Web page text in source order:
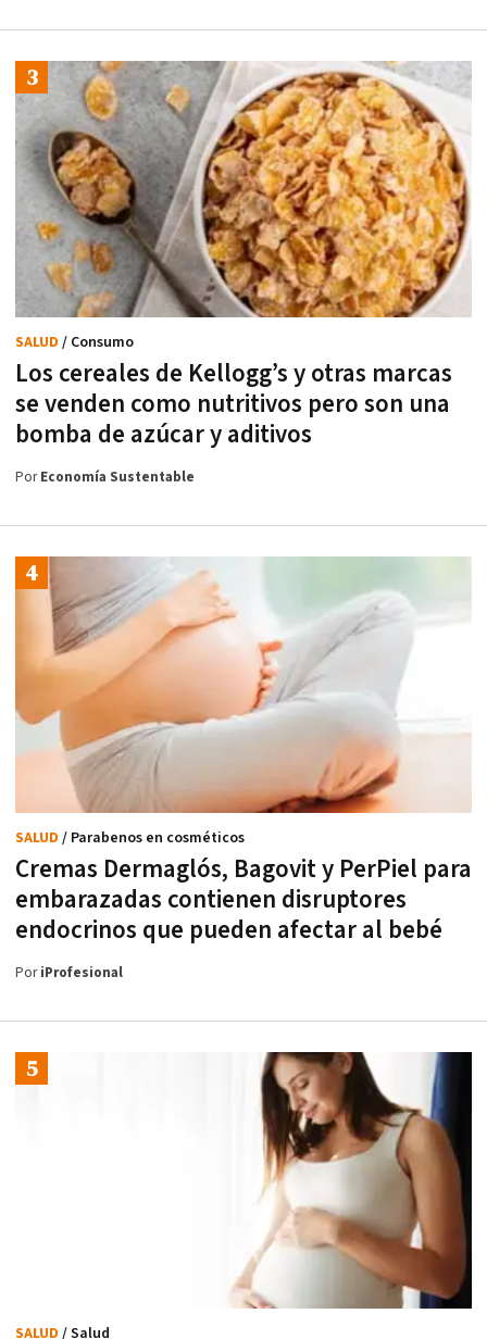
Los cereales de Kellogg’s y otras marcas
se venden como nutritivos pero son una
bomba de azúcar y aditivos
SALUD / Consumo
PorEconomía Sustentable
Cremas Dermaglós, Bagovit y PerPiel para
embarazadas contienen disruptores
endocrinos que pueden afectar al bebé
SALUD / Parabenos en cosméticos
PoriProfesional
SALUD / Salud